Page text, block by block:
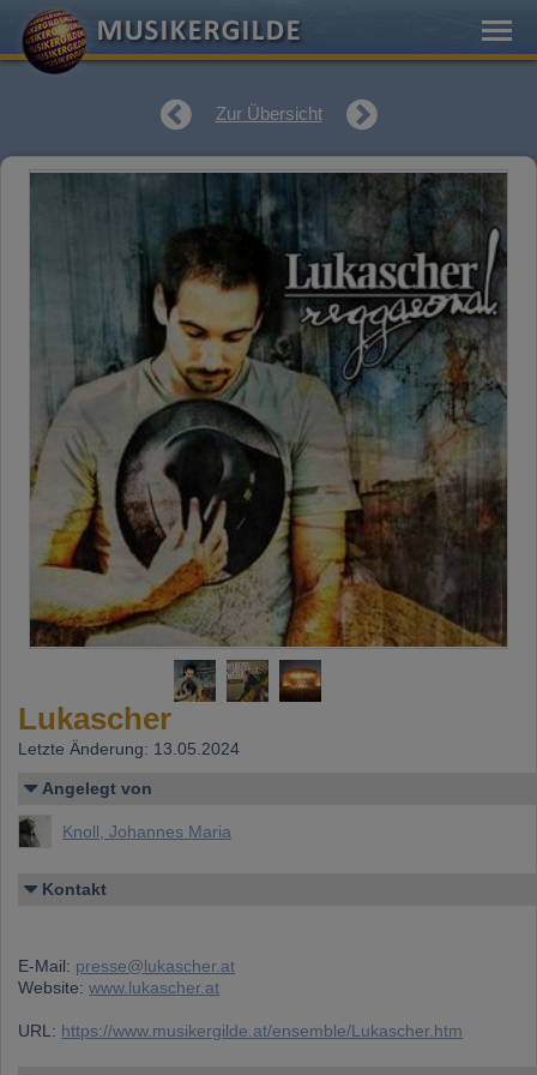
Zur Übersicht
Lukascher
Letzte Änderung: 13.05.2024
Angelegt von
Knoll, Johannes Maria
Kontakt
E-Mail: presse@lukascher.at
Website:www.lukascher.at
URL: https://www.musikergilde.at/ensemble/Lukascher.htm